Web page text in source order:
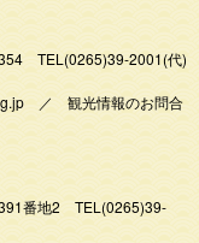
TEL (0265)39-2001(代)
／ 観光情報のお問合
番地2 TEL (0265)39-